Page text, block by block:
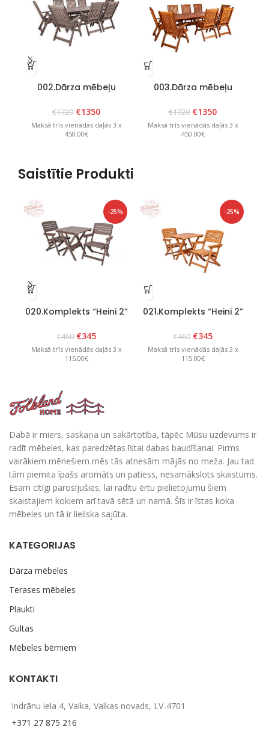
002.Dārza mēbeļu
Grafīts
€1720 €1350
Maksā trīs vienādās daļās 3 x
450.00€
003.Dārza mēbeļu
Brūns
€1720 €1350
Maksā trīs vienādās daļās 3 x
450.00€
Saistītie Produkti
-25%
020.Komplekts “Heini 2”
€460 €345
Maksā trīs vienādās daļās 3 x
115.00€
-25%
021.Komplekts “Heini 2”
€460 €345
Maksā trīs vienādās daļās 3 x
115.00€
Dabā ir miers, saskaņa un sakārtotība, tāpēc Mūsu uzdevums ir
radīt mēbeles, kas paredzētas īstai dabas baudīšanai. Pirms
vairākiem mēnešiem mēs tās atnesām mājās no meža. Jau tad
tām piemita īpašs aromāts un patiess, nesamākslots skaistums.
Esam cītīgi parosījušies, lai radītu ērtu pielietojumu šiem
skaistajiem kokiem arī tavā sētā un namā. Šīs ir īstas koka
mēbeles un tā ir lieliska sajūta.
KATEGORIJAS
Dārza mēbeles
Terases mēbeles
Plaukti
Gultas
Mēbeles bērniem
KONTAKTI
Indrānu iela 4, Valka, Valkas novads, LV-4701
+371 27 875 216